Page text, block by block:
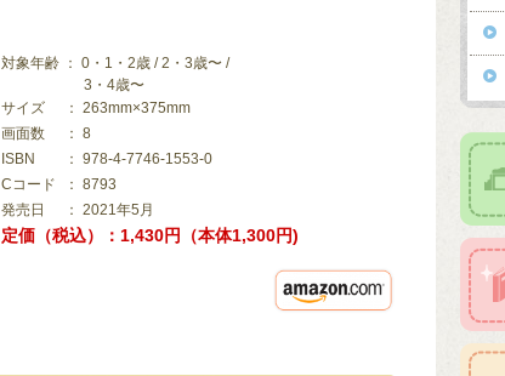
対象年齢 ： 0・1・2歳 / 2・3歳〜 /
3・4歳〜
サイズ
： 263mm×375mm
画面数
： 8
ISBN
： 978-4-7746-1553-0
Cコード
： 8793
発売日
： 2021年5月
定価（税込）：1,430円（本体1,300円)